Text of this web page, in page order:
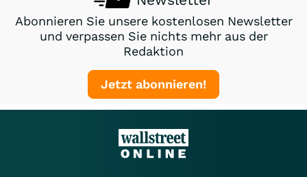
Abonnieren Sie unsere kostenlosen Newsletter
und verpassen Sie nichts mehr aus der
Redaktion
Jetzt abonnieren!